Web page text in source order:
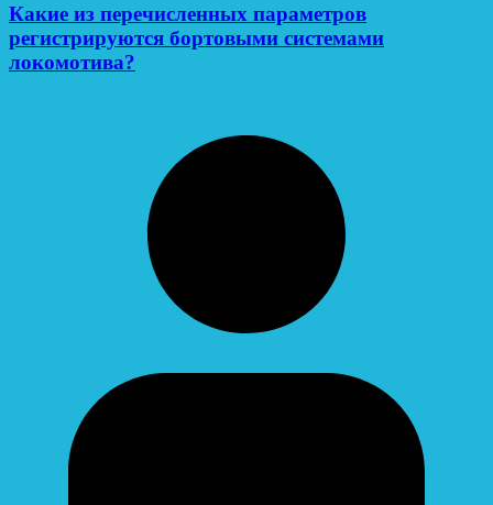
Какие из перечисленных параметров
регистрируются бортовыми системами
локомотива?